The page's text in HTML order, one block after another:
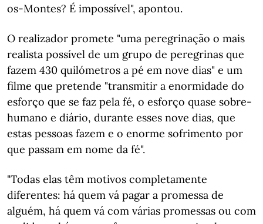
os-Montes? É impossível", apontou.
O realizador promete "uma peregrinação o mais
realista possível de um grupo de peregrinas que
fazem 430 quilómetros a pé em nove dias" e um
filme que pretende "transmitir a enormidade do
esforço que se faz pela fé, o esforço quase sobre-
humano e diário, durante esses nove dias, que
estas pessoas fazem e o enorme sofrimento por
que passam em nome da fé".
"Todas elas têm motivos completamente
diferentes: há quem vá pagar a promessa de
alguém, há quem vá com várias promessas ou com